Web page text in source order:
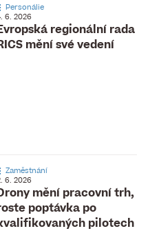
regionální rada
mění své vedení
Personálie
6. 2026
mění pracovní trh,
poptávka po
pilotech
Zaměstnání
6. 2026